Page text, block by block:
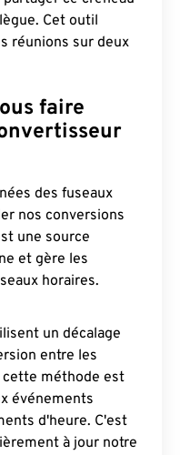
Cet outil
réunions sur deux
faire
des fuseaux
nos conversions
une source
et gère les
horaires.
un décalage
entre les
cette méthode est
événements
d'heure. C'est
à jour notre